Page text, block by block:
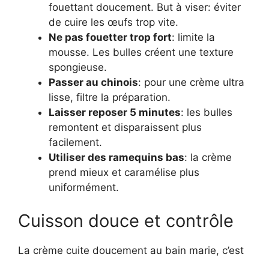
fouettant doucement. But à viser: éviter
de cuire les œufs trop vite.
Ne pas fouetter trop fort: limite la
mousse. Les bulles créent une texture
spongieuse.
Passer au chinois: pour une crème ultra
lisse, filtre la préparation.
Laisser reposer 5 minutes: les bulles
remontent et disparaissent plus
facilement.
Utiliser des ramequins bas: la crème
prend mieux et caramélise plus
uniformément.
Cuisson douce et contrôle
La crème cuite doucement au bain marie, c’est